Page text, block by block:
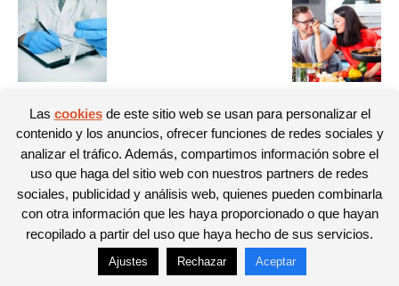
© Newspaper WordPress Theme by TagDiv
Las cookiesde este sitio web se usan para personalizar el
contenido y los anuncios, ofrecer funciones de redes sociales y
analizar el tráfico. Además, compartimos información sobre el
uso que haga del sitio web con nuestros partners de redes
sociales, publicidad y análisis web, quienes pueden combinarla
con otra información que les haya proporcionado o que hayan
recopilado a partir del uso que haya hecho de sus servicios.
Ajustes Rechazar Aceptar